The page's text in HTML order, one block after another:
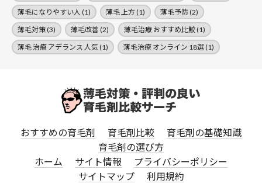
薄毛になりやすい人 (1) 薄毛 上方(1) 薄毛予防(2)
薄毛対策(3) 薄毛改善 (2) 薄毛治療 おすすめ比鮫(1)
薄毛 治療 アデランス 人気(1) 薄毛治療 オンライン 18選(1)
おすすめの育毛剤 育毛剤比較
育毛剤の基礎知識
育毛剤の選び方
ホーム
サイト情報
プライバシーポリシー
サイトマップ
利用規約